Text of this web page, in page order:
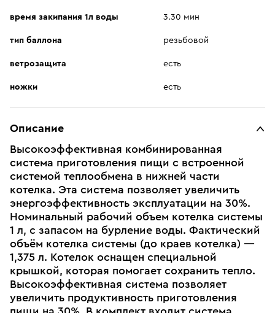
время закипания 1л воды 3.30 мин
тип баллона резьбовой
ветрозащита есть
ножки есть
Описание
Высокоэффективная комбинированная
система приготовления пищи с встроенной
системой теплообмена в нижней части
котелка. Эта система позволяет увеличить
энергоэффективность эксплуатации на 30%.
Номинальный рабочий объем котелка системы
1 л, с запасом на бурление воды. Фактический
объём котелка системы (до краев котелка) —
1,375 л. Котелок оснащен специальной
крышкой, которая помогает сохранить тепло.
Высокоэффективная система позволяет
увеличить продуктивность приготовления